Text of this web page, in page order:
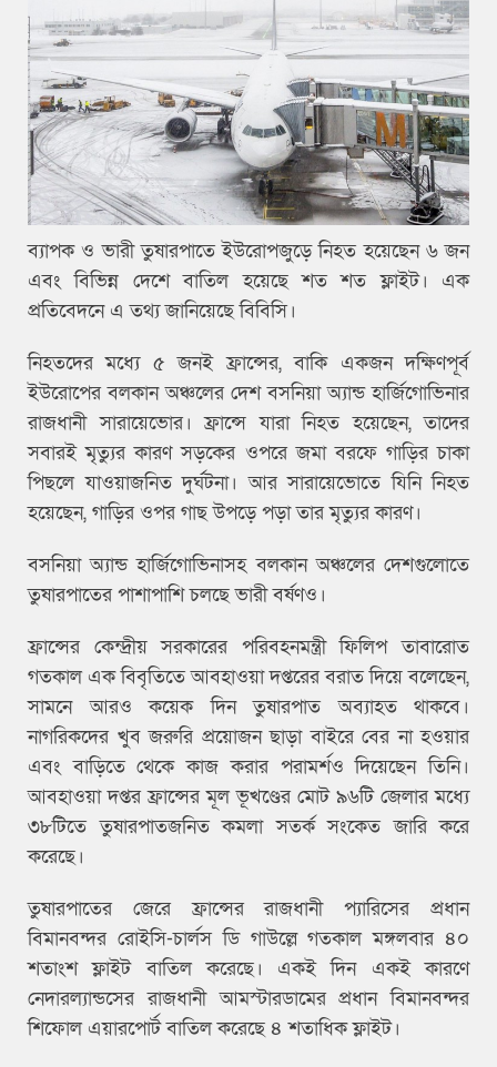
ব্যাপক ও ভারী তুষারপাতে ইউরোপজুড়ে নিহত হয়েছেন ৬ জন
এবং বিভিন্ন দেশে বাতিল হয়েছে শত শত ফ্লাইট। এক
প্রতিবেদনে এ তথ্য জানিয়েছে বিবিসি।
নিহতদের মধ্যে ৫ জনই ফ্রান্সের, বাকি একজন দক্ষিণপূর্ব
ইউরোপের বলকান অঞ্চলের দেশ বসনিয়া অ্যান্ড হার্জিগোভিনার
রাজধানী সারায়েভোর। ফ্রান্সে যারা নিহত হয়েছেন, তাদের
সবারই মৃত্যুর কারণ সড়কের ওপরে জমা বরফে গাড়ির চাকা
পিছলে যাওয়াজনিত দুর্ঘটনা। আর সারায়েভোতে যিনি নিহত
হয়েছেন, গাড়ির ওপর গাছ উপড়ে পড়া তার মৃত্যুর কারণ।
বসনিয়া অ্যান্ড হার্জিগোভিনাসহ বলকান অঞ্চলের দেশগুলোতে
তুষারপাতের পাশাপাশি চলছে ভারী বর্ষণও।
ফ্রান্সের কেন্দ্রীয় সরকারের পরিবহনমন্ত্রী ফিলিপ তাবারোত
গতকাল এক বিবৃতিতে আবহাওয়া দপ্তরের বরাত দিয়ে বলেছেন,
সামনে আরও কয়েক দিন তুষারপাত অব্যাহত থাকবে।
নাগরিকদের খুব জরুরি প্রয়োজন ছাড়া বাইরে বের না হওয়ার
এবং বাড়িতে থেকে কাজ করার পরামর্শও দিয়েছেন তিনি।
আবহাওয়া দপ্তর ফ্রান্সের মূল ভূখণ্ডের মোট ৯৬টি জেলার মধ্যে
৩৮টিতে তুষারপাতজনিত কমলা সতর্ক সংকেত জারি করে
করেছে।
তুষারপাতের জেরে ফ্রান্সের রাজধানী প্যারিসের প্রধান
বিমানবন্দর রোইসি-চার্লস ডি গাউল্লে গতকাল মঙ্গলবার ৪০
শতাংশ ফ্লাইট বাতিল করেছে। একই দিন একই কারণে
নেদারল্যান্ডসের রাজধানী আমস্টারডামের প্রধান বিমানবন্দর
শিফোল এয়ারপোর্ট বাতিল করেছে ৪ শতাধিক ফ্লাইট।